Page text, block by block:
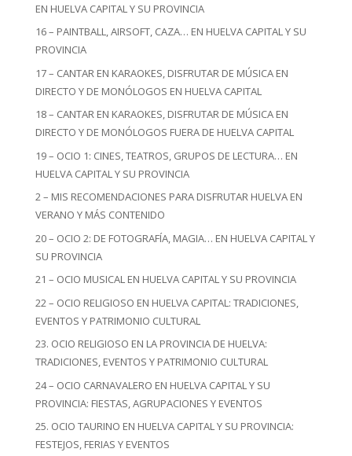
EN HUELVA CAPITAL Y SU PROVINCIA
16 – PAINTBALL, AIRSOFT, CAZA… EN HUELVA CAPITAL Y SU
PROVINCIA
17 – CANTAR EN KARAOKES, DISFRUTAR DE MÚSICA EN
DIRECTO Y DE MONÓLOGOS EN HUELVA CAPITAL
18 – CANTAR EN KARAOKES, DISFRUTAR DE MÚSICA EN
DIRECTO Y DE MONÓLOGOS FUERA DE HUELVA CAPITAL
19 – OCIO 1: CINES, TEATROS, GRUPOS DE LECTURA… EN
HUELVA CAPITAL Y SU PROVINCIA
2 – MIS RECOMENDACIONES PARA DISFRUTAR HUELVA EN
VERANO Y MÁS CONTENIDO
20 – OCIO 2: DE FOTOGRAFÍA, MAGIA… EN HUELVA CAPITAL Y
SU PROVINCIA
21 – OCIO MUSICAL EN HUELVA CAPITAL Y SU PROVINCIA
22 – OCIO RELIGIOSO EN HUELVA CAPITAL: TRADICIONES,
EVENTOS Y PATRIMONIO CULTURAL
23. OCIO RELIGIOSO EN LA PROVINCIA DE HUELVA:
TRADICIONES, EVENTOS Y PATRIMONIO CULTURAL
24 – OCIO CARNAVALERO EN HUELVA CAPITAL Y SU
PROVINCIA: FIESTAS, AGRUPACIONES Y EVENTOS
25. OCIO TAURINO EN HUELVA CAPITAL Y SU PROVINCIA:
FESTEJOS, FERIAS Y EVENTOS